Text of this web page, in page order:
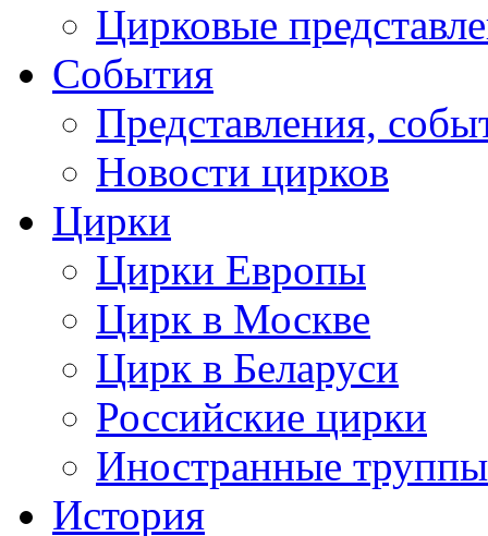
Цирковые
События
Представления,
Новости цирков
Цирки
Цирки Европы
Цирк в Москве
Цирк в Беларуси
Российские цирки
Иностранные труппы
История